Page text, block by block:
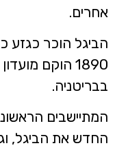
1890 הוקם
את הביגל,